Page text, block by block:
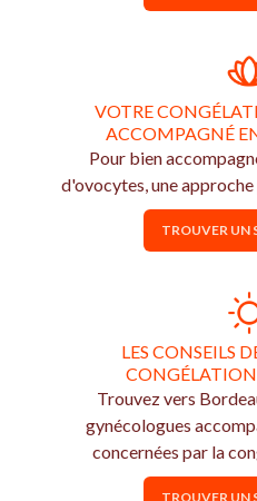
VOTRE
ACCOMPAGNÉ
Pour bien
d'ovocytes, une
TROUVER UN
LES CONSEILS
Trouvez vers
gynécologues
concernées par la
TROUVER UN